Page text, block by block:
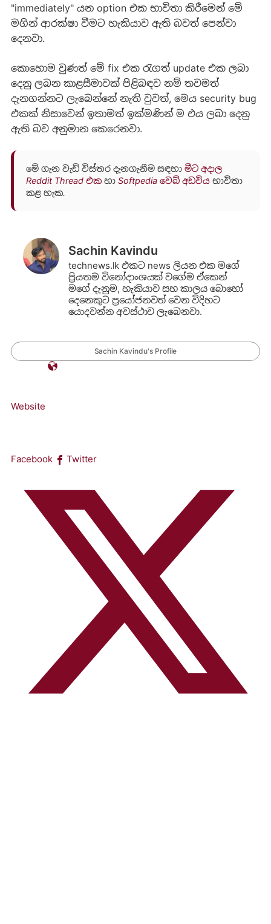
"immediately" යන option එක භාවිතා කිරීමෙන් මේ
මගින් ආරක්ෂා වීමට හැකියාව ඇති බවත් පෙන්වා
දෙනවා.
කොහොම වුණත් මේ fix එක රැගත් update එක ලබා
දෙනු ලබන කාළසීමාවක් පිළිබඳව නම් තවමත්
දැනගන්නට ලැබෙන්නේ නැති වුවත්, මෙය security bug
එකක් නිසාවෙන් ඉතාමත් ඉක්මණින් ම එය ලබා දෙනු
ඇති බව අනුමාන කෙරෙනවා.
මේ ගැන වැඩි විස්තර දැනගැනීම සඳහා මීට අදාල
Reddit Thread එකහා Softpedia වෙබ් අඩවියභාවිතා
කළ හැක.
Sachin Kavindu
technews.lk එකට news ලියන එක මගේ
ප්‍රියතම විනෝදාංශයක් වගේම ඒකෙන්
මගේ දැනුම, හැකියාව සහ කාලය බොහෝ
දෙනෙකුට ප්‍රයෝජනවත් වෙන විදිහට
යොදවන්න අවස්ථාව ලැබෙනවා.
Sachin Kavindu's Profile
Website
Facebook Twitter